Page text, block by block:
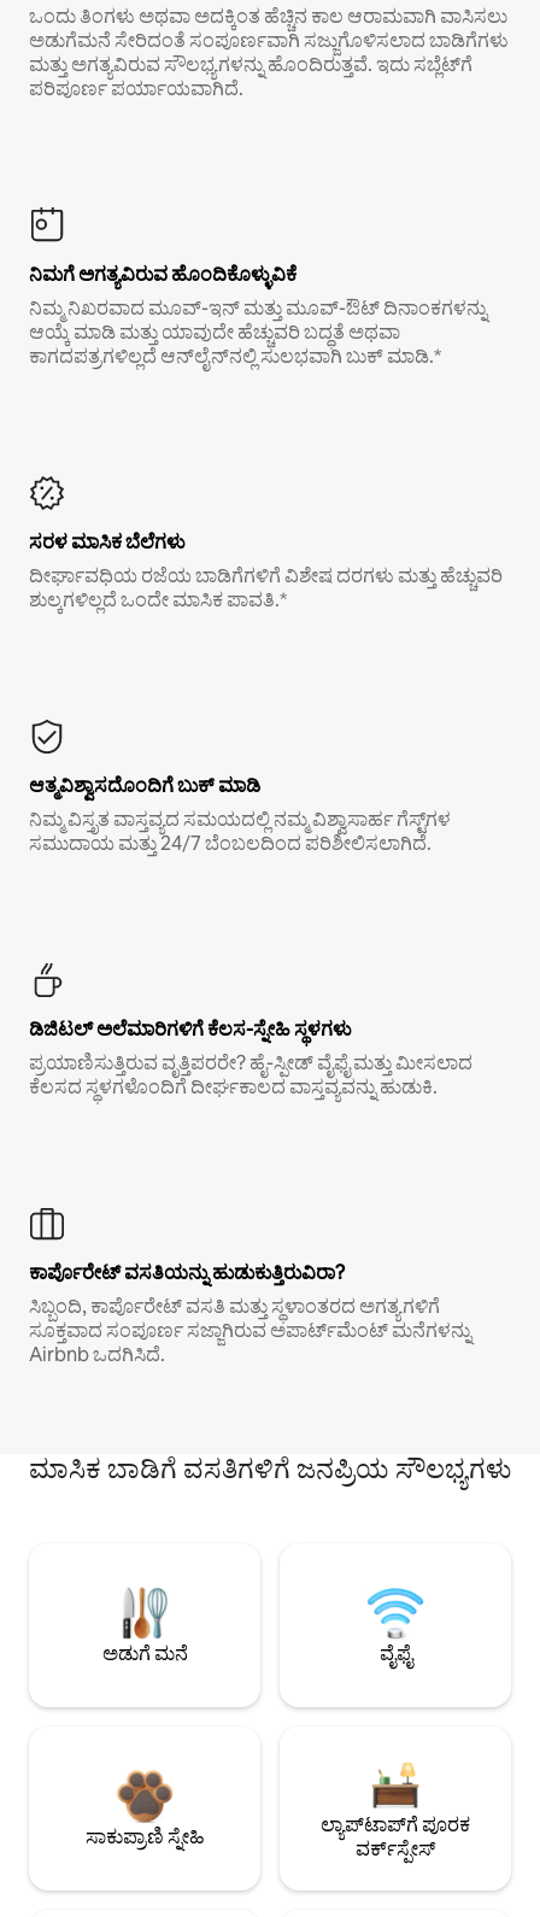
ಒಂದು ತಿಂಗಳು ಅಥವಾ ಅದಕ್ಕಿಂತ ಹೆಚ್ಚಿನ ಕಾಲ ಆರಾಮವಾಗಿ ವಾಸಿಸಲು
ಅಡುಗೆಮನೆ ಸೇರಿದಂತೆ ಸಂಪೂರ್ಣವಾಗಿ ಸಜ್ಜುಗೊಳಿಸಲಾದ ಬಾಡಿಗೆಗಳು
ಮತ್ತು ಅಗತ್ಯವಿರುವ ಸೌಲಭ್ಯಗಳನ್ನು ಹೊಂದಿರುತ್ತವೆ. ಇದು ಸಬ್ಲೆಟ್‌ಗೆ
ಪರಿಪೂರ್ಣ ಪರ್ಯಾಯವಾಗಿದೆ.
ನಿಮಗೆ ಅಗತ್ಯವಿರುವ ಹೊಂದಿಕೊಳ್ಳುವಿಕೆ
ನಿಮ್ಮ ನಿಖರವಾದ ಮೂವ್-ಇನ್ ಮತ್ತು ಮೂವ್-ಔಟ್ ದಿನಾಂಕಗಳನ್ನು
ಆಯ್ಕೆ ಮಾಡಿ ಮತ್ತು ಯಾವುದೇ ಹೆಚ್ಚುವರಿ ಬದ್ಧತೆ ಅಥವಾ
ಕಾಗದಪತ್ರಗಳಿಲ್ಲದೆ ಆನ್‌ಲೈನ್‌ನಲ್ಲಿ ಸುಲಭವಾಗಿ ಬುಕ್ ಮಾಡಿ.*
ಸರಳ ಮಾಸಿಕ ಬೆಲೆಗಳು
ದೀರ್ಘಾವಧಿಯ ರಜೆಯ ಬಾಡಿಗೆಗಳಿಗೆ ವಿಶೇಷ ದರಗಳು ಮತ್ತು ಹೆಚ್ಚುವರಿ
ಶುಲ್ಕಗಳಿಲ್ಲದೆ ಒಂದೇ ಮಾಸಿಕ ಪಾವತಿ.*
ಆತ್ಮವಿಶ್ವಾಸದೊಂದಿಗೆ ಬುಕ್ ಮಾಡಿ
ನಿಮ್ಮ ವಿಸ್ತೃತ ವಾಸ್ತವ್ಯದ ಸಮಯದಲ್ಲಿ ನಮ್ಮ ವಿಶ್ವಾಸಾರ್ಹ ಗೆಸ್ಟ್‌ಗಳ
ಸಮುದಾಯ ಮತ್ತು 24/7 ಬೆಂಬಲದಿಂದ ಪರಿಶೀಲಿಸಲಾಗಿದೆ.
ಡಿಜಿಟಲ್ ಅಲೆಮಾರಿಗಳಿಗೆ ಕೆಲಸ-ಸ್ನೇಹಿ ಸ್ಥಳಗಳು
ಪ್ರಯಾಣಿಸುತ್ತಿರುವ ವೃತ್ತಿಪರರೇ? ಹೈ-ಸ್ಪೀಡ್ ವೈಫೈ ಮತ್ತು ಮೀಸಲಾದ
ಕೆಲಸದ ಸ್ಥಳಗಳೊಂದಿಗೆ ದೀರ್ಘಕಾಲದ ವಾಸ್ತವ್ಯವನ್ನು ಹುಡುಕಿ.
ಕಾರ್ಪೊರೇಟ್ ವಸತಿಯನ್ನು ಹುಡುಕುತ್ತಿರುವಿರಾ?
ಸಿಬ್ಬಂದಿ, ಕಾರ್ಪೊರೇಟ್ ವಸತಿ ಮತ್ತು ಸ್ಥಳಾಂತರದ ಅಗತ್ಯಗಳಿಗೆ
ಸೂಕ್ತವಾದ ಸಂಪೂರ್ಣ ಸಜ್ಜಾಗಿರುವ ಅಪಾರ್ಟ್‌ಮೆಂಟ್ ಮನೆಗಳನ್ನು
Airbnb ಒದಗಿಸಿದೆ.
ಮಾಸಿಕ ಬಾಡಿಗೆ ವಸತಿಗಳಿಗೆ ಜನಪ್ರಿಯ ಸೌಲಭ್ಯಗಳು
ಅಡುಗೆ ಮನೆ ವೈಫೈ
ಸಾಕುಪ್ರಾಣಿ ಸ್ನೇಹಿ
ಲ್ಯಾಪ್‌ಟಾಪ್‌ಗೆ ಪೂರಕ
ವರ್ಕ್‌ಸ್ಪೇಸ್